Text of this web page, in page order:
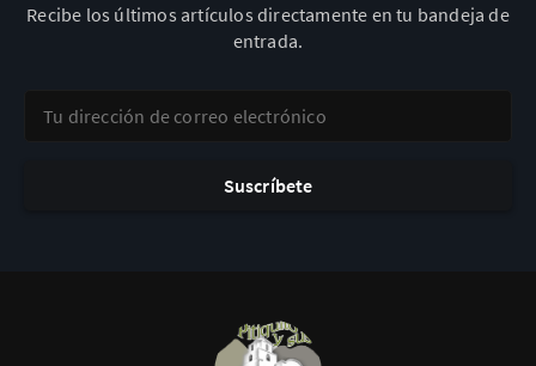
Recibe los últimos artículos directamente en tu bandeja de
entrada.
Suscríbete